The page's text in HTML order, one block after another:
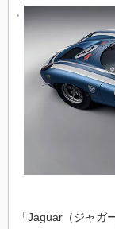
「Jaguar（ジャガ